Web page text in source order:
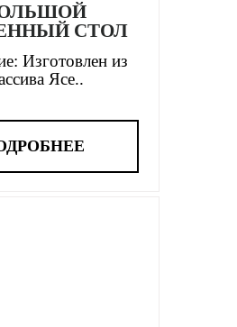
СТОЛ
Изготовлен из
Ясе..